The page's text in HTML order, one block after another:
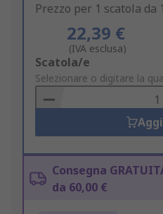
Prezzo per 1 scatola da
22,39 €
(IVA esclusa)
Add
to
Basket
Scatola/e
Selezionare o digitare la
Consegna
da 60,00 €